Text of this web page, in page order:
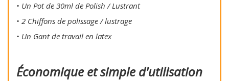
• Un Pot de 30ml de Polish / Lustrant
• 2 Chiffons de polissage / lustrage
• Un Gant de travail en latex
Économique et simple d'utilisation